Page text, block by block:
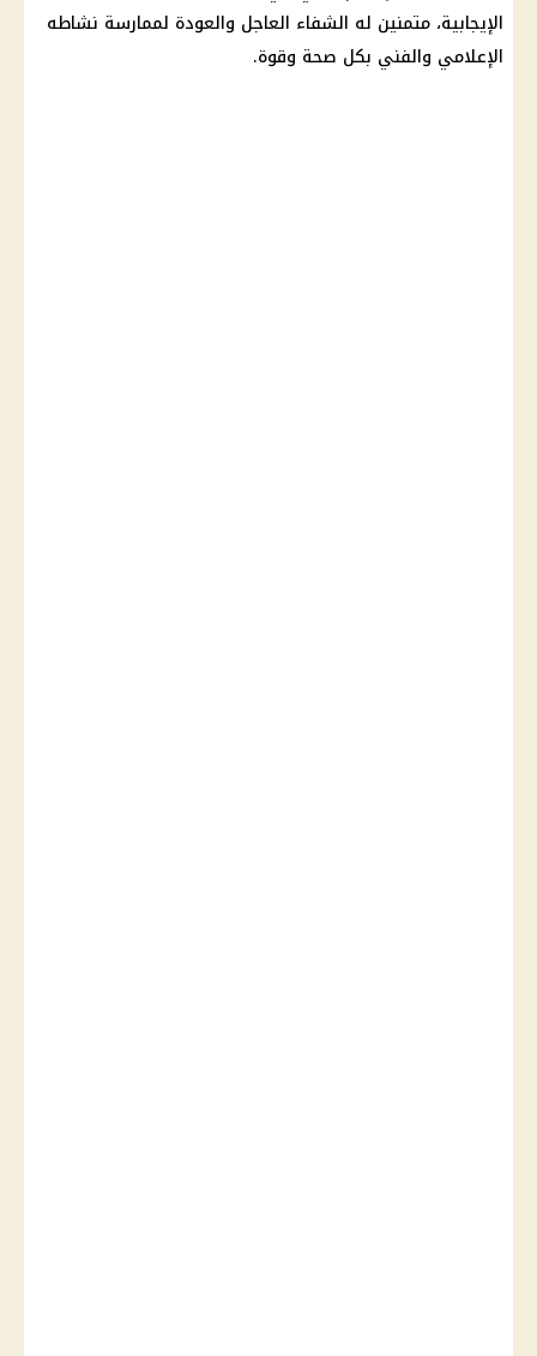
الإيجابية، متمنين له الشفاء العاجل والعودة لممارسة نشاطه
الإعلامي والفني بكل صحة وقوة.